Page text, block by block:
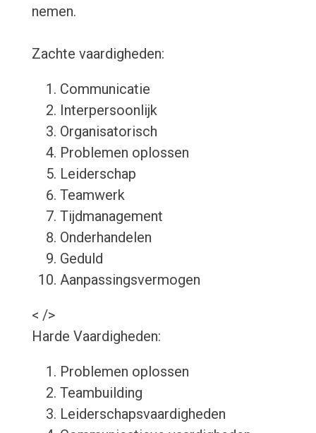
nemen.
Zachte vaardigheden:
Communicatie
Interpersoonlijk
Organisatorisch
Problemen oplossen
Leiderschap
Teamwerk
Tijdmanagement
Onderhandelen
Geduld
Aanpassingsvermogen
< />
Harde Vaardigheden:
Problemen oplossen
Teambuilding
Leiderschapsvaardigheden